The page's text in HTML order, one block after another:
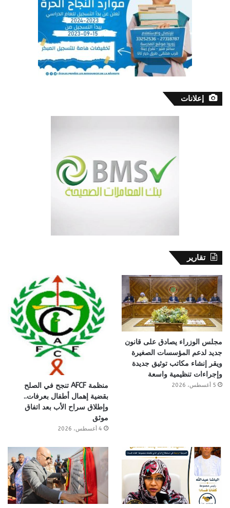
إعلانات
تقارير
مجلس الوزراء يصادق على قانون
جديد لدعم المؤسسات الصغيرة
ويقر إنشاء مكاتب توثيق جديدة
وإجراءات تنظيمية واسعة
5 أغسطس، 2026
منظمة AFCF تنجح في الصلح
بقضية إهمال أطفال بعرفات..
وإطلاق سراح الأب بعد اتفاق
موثق
4 أغسطس، 2026